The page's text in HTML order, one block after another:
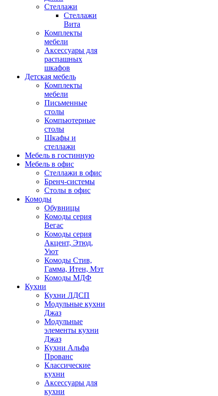
Стеллажи
Стеллажи
Вита
Комплекты
мебели
Аксессуары для
распашных
шкафов
Детская мебель
Комплекты
мебели
Письменные
столы
Компьютерные
столы
Шкафы и
стеллажи
Мебель в гостинную
Мебель в офис
Стеллажи в офис
Бренч-системы
Столы в офис
Комоды
Обувницы
Комоды серия
Вегас
Комоды серия
Акцент, Этюд,
Уют
Комоды Стив,
Гамма, Итен, Мэт
Комоды МДФ
Кухни
Кухни ЛДСП
Модульные кухни
Джаз
Модульные
элементы кухни
Джаз
Кухни Альфа
Прованс
Классические
кухни
Аксессуары для
кухни